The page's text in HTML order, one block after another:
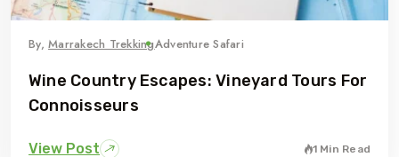
By,Marrakech TrekkingAdventure Safari
Wine Country Escapes: Vineyard Tours For
Connoisseurs
View Post 1 Min Read